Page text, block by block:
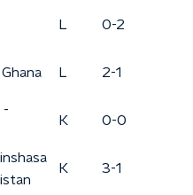
L 0-2
L 2-1
-
K 0-0
K 3-1